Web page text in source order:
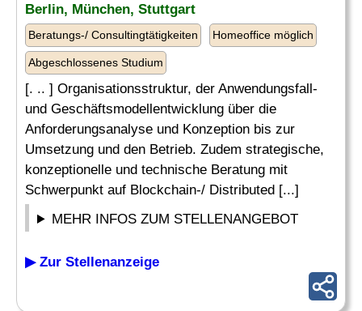
Berlin, München, Stuttgart
Beratungs-/ Consultingtätigkeiten Homeoffice möglich
Abgeschlossenes Studium
[. .. ] Organisationsstruktur, der Anwendungsfall-
und Geschäftsmodellentwicklung über die
Anforderungsanalyse und Konzeption bis zur
Umsetzung und den Betrieb. Zudem strategische,
konzeptionelle und technische Beratung mit
Schwerpunkt auf Blockchain-/ Distributed [...]
MEHR INFOS ZUM STELLENANGEBOT
▶ Zur Stellenanzeige